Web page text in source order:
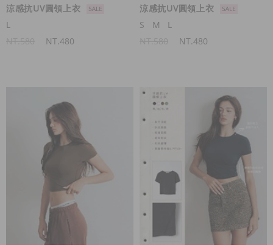
涼感抗UV圓領上衣
L
NT.480
涼感抗UV圓領上衣
S
M
L
NT.480